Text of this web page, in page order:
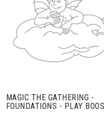
MAGIC THE GATHERING -
FOUNDATIONS - PLAY